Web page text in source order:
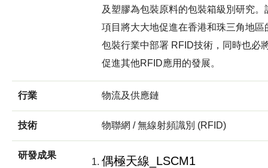
及塑膠為包裝原料的包裝箱級別研究。
項目將大大地促進在香港和珠三角地區
包裝行業中部署 RFID技術，同時也必
促進其他RFID應用的發展。
行業 物流及供應鏈
技術 物聯網 / 無線射頻識別 (RFID)
研發成果
偶極天線_LSCM1